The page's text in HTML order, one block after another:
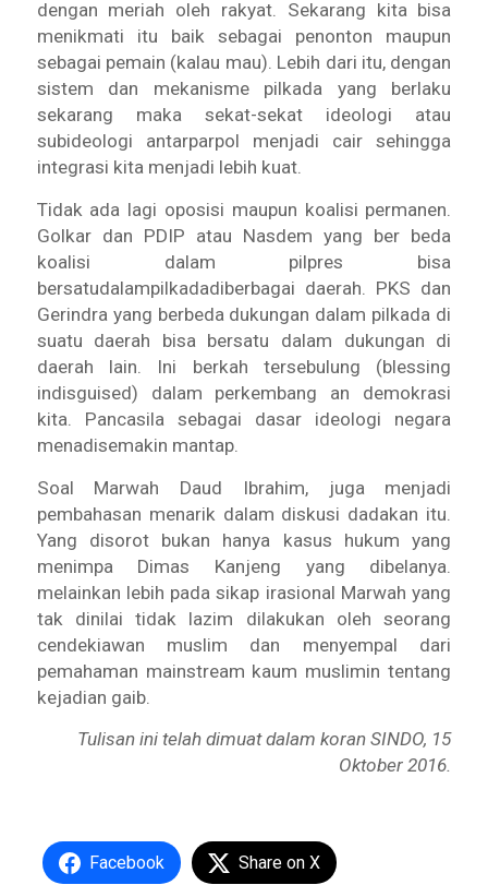
dengan meriah oleh rakyat. Sekarang kita bisa
menikmati itu baik sebagai penonton maupun
sebagai pemain (kalau mau). Lebih dari itu, dengan
sistem dan mekanisme pilkada yang berlaku
sekarang maka sekat-sekat ideologi atau
subideologi antarparpol menjadi cair sehingga
integrasi kita menjadi lebih kuat.
Tidak ada lagi oposisi maupun koalisi permanen.
Golkar dan PDIP atau Nasdem yang ber beda
koalisi dalam pilpres bisa
bersatudalampilkadadiberbagai daerah. PKS dan
Gerindra yang berbeda dukungan dalam pilkada di
suatu daerah bisa bersatu dalam dukungan di
daerah lain. Ini berkah tersebulung (blessing
indisguised) dalam perkembang an demokrasi
kita. Pancasila sebagai dasar ideologi negara
menadisemakin mantap.
Soal Marwah Daud Ibrahim, juga menjadi
pembahasan menarik dalam diskusi dadakan itu.
Yang disorot bukan hanya kasus hukum yang
menimpa Dimas Kanjeng yang dibelanya.
melainkan lebih pada sikap irasional Marwah yang
tak dinilai tidak lazim dilakukan oleh seorang
cendekiawan muslim dan menyempal dari
pemahaman mainstream kaum muslimin tentang
kejadian gaib.
Tulisan ini telah dimuat dalam koran SINDO, 15
Oktober 2016.
Facebook Share on X